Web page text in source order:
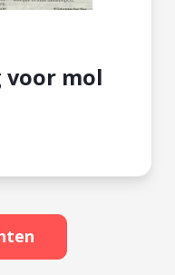
voor mol